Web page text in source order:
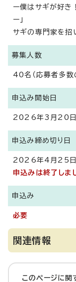
ー僕はサギが好き
ー」
サギの専門家を招
募集人数
40名（応募者多数
申込み開始日
2026年3月20日
申込み締め切り日
2026年4月25日
申込みは終了しま
申込み
必要
関連情報
このページに関